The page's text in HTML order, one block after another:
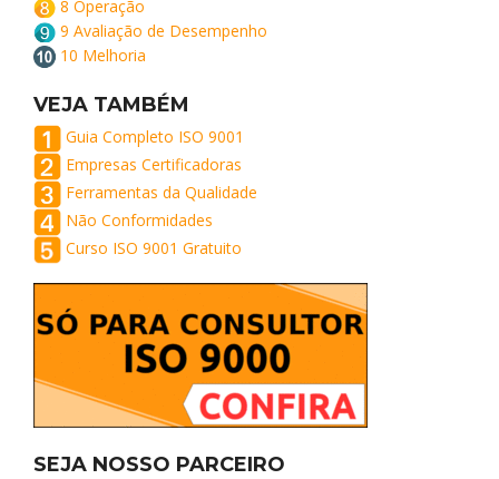
8 Operação
9 Avaliação de Desempenho
10 Melhoria
VEJA TAMBÉM
Guia Completo ISO 9001
Empresas Certificadoras
Ferramentas da Qualidade
Não Conformidades
Curso ISO 9001 Gratuito
SEJA NOSSO PARCEIRO